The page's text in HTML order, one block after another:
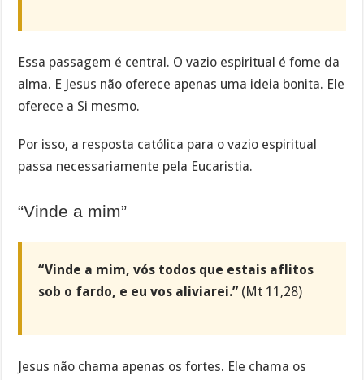
Essa passagem é central. O vazio espiritual é fome da
alma. E Jesus não oferece apenas uma ideia bonita. Ele
oferece a Si mesmo.
Por isso, a resposta católica para o vazio espiritual
passa necessariamente pela Eucaristia.
“Vinde a mim”
“Vinde a mim, vós todos que estais aflitos
sob o fardo, e eu vos aliviarei.” (Mt 11,28)
Jesus não chama apenas os fortes. Ele chama os